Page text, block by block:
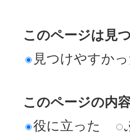
このページは見
見つけやすか
このページの内
役に立った